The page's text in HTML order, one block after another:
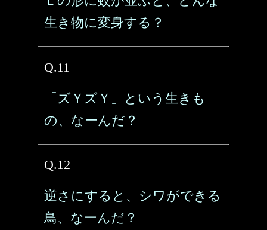
生き物に変身する？
Q.11
「ズＹズＹ」という生きも
の、なーんだ？
Q.12
逆さにすると、シワができる
鳥、なーんだ？